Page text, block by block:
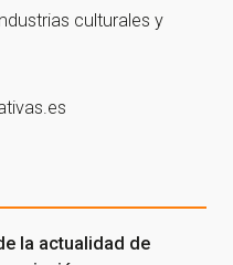
culturales y
la actualidad de